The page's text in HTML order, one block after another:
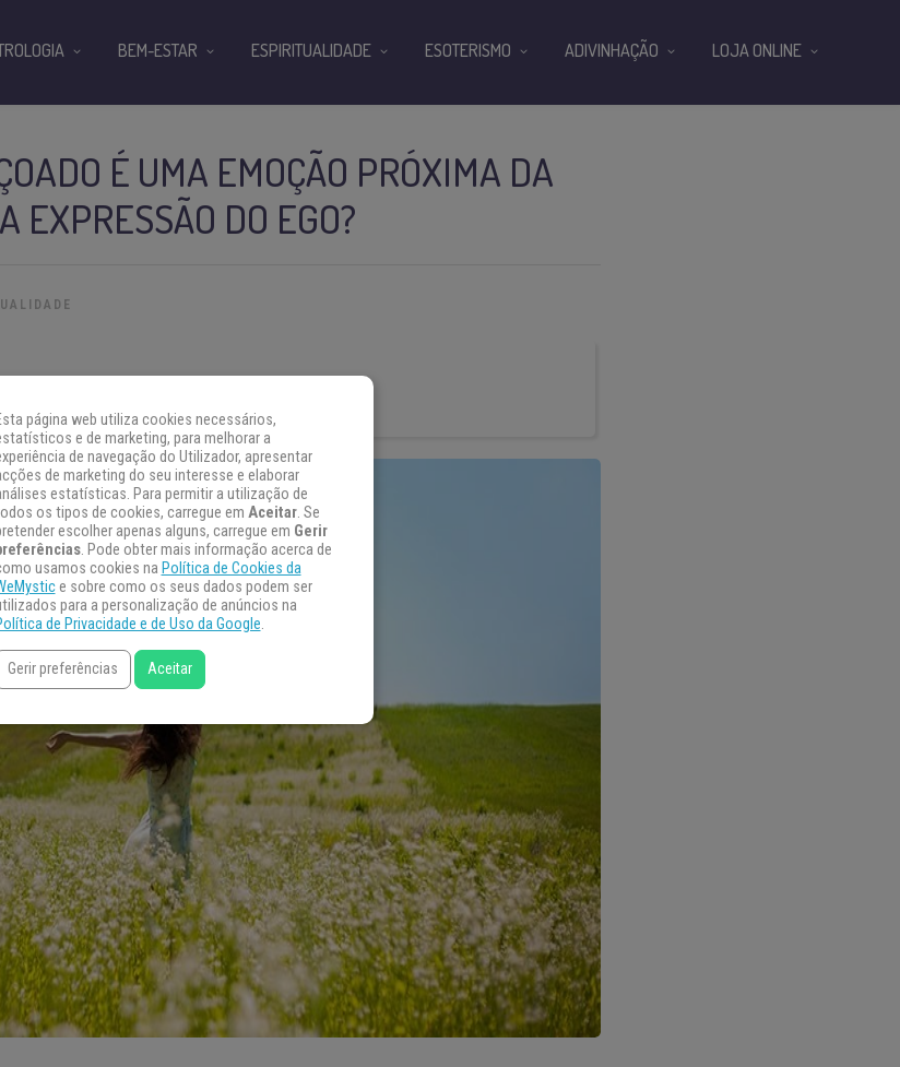
É UMA EMOÇÃO PRÓXIMA DA
EXPRESSÃO DO EGO?
BEM-ESTAR ESPIRITUALIDADE ESOTERISMO ADIVINHAÇÃO LOJA ONLINE
página web utiliza cookies necessários,
e de marketing, para melhorar a
de navegação do Utilizador, apresentar
de marketing do seu interesse e elaborar
estatísticas. Para permitir a utilização de
os tipos de cookies, carregue em Aceitar. Se
escolher apenas alguns, carregue em Gerir
. Pode obter mais informação acerca de
usamos cookies na Política de Cookies da
e sobre como os seus dados podem ser
para a personalização de anúncios na
de Privacidade e de Uso da Google.
Gerir preferências Aceitar